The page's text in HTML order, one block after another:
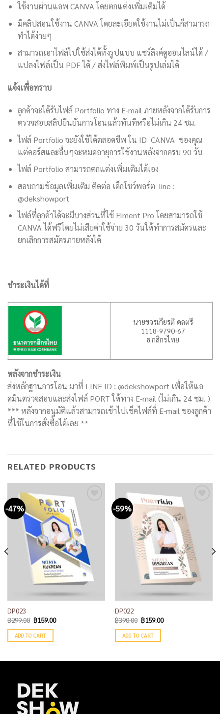
ใช้งานผ่านแอพ CANVA โดยตกแต่งเพิ่มเติมได้
มีคลิปสอนใช้งาน CANVA โดยละเอียดใช้งานไม่เป็นก็สามารถ
ทำได้ง่ายๆ
สามารถเอาไฟล์ไปใช้ส่งได้ทั้งรูปแบบ แชร์ลิงค์ดูออนไลน์ได้ /
แปลงไฟล์เป็น PDF ได้ / ส่งไฟล์พิมพ์เป็นรูปเล่มได้
แจ้งเพื่อทราบ
ลูกค้าจะได้รับไฟล์ Portfolio ทาง E-mail ภายหลังจากได้รับการ
ตรวจสอบสลิปยืนยันการโอนแล้วทันทีหรือไม่เกิน 24 ชม.
ไฟล์ Portfolio จะยังใช้ได้ตลอดชีพ ใน ID CANVA ของคุณ
แต่คอร์สและอื่นๆจะหมดอายุการใช้งานหลังจากครบ 90 วัน
ไฟล์ Portfolio สามารถตกแต่งเพิ่มเติมได้เอง
สอบถามข้อมูลเพิ่มเติม ติดต่อ เด็กโชว์พอร์ต line :
@dekshowport
ไฟล์ที่ลูกค้าได้จะมีบางส่วนที่ใช้ Elment Pro โดยสามารถใช้
CANVA ได้ฟรีโดยไม่เสียค่าใช้จ่าย 30 วันให้ทำการสมัครและ
ยกเลิกการสมัครภายหลังได้
ชำระเงินได้ที่
นายขจรเกียรติ ดลตรี
1118-9790-67
ธ.กสิกรไทย
หลังจากชำระเงิน
ส่งหลักฐานการโอน มาที่ LINE ID : @dekshowport เพื่อให้แอ
ดมินตรวจสอบและส่งไฟล์ PORT ให้ทาง E-mail (ไม่เกิน 24 ชม. )
*** หลังจากอนุมัติแล้วสามารถเช้าไปเช็คไฟล์ที่ E-mail ของลูกค้า
ที่ใช้ในการสั่งซื้อได้เลย **
RELATED PRODUCTS
-47%
DP023
฿299.00 ฿159.00
ADD TO CART
-59%
DP022
฿390.00 ฿159.00
ADD TO CART